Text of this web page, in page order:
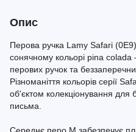
Опис
Перова ручка Lamy Safari
сонячному кольорі pina
перових ручок та
Різноманіття кольорів серії
об'єктом колекціонування для
письма.